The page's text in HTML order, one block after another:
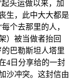
头运做以来，加
生，此中大大都是
个去那里的人，
）被当做者抬回
巴勒斯坦人塔里
4日分享给的一封
沙冲突。这封信由